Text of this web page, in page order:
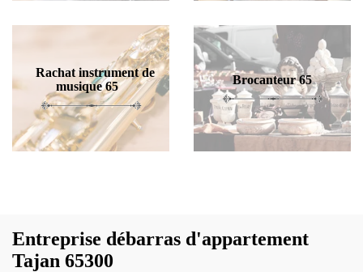
Rachat instrument de
musique 65
Brocanteur 65
Entreprise débarras d'appartement
Tajan 65300